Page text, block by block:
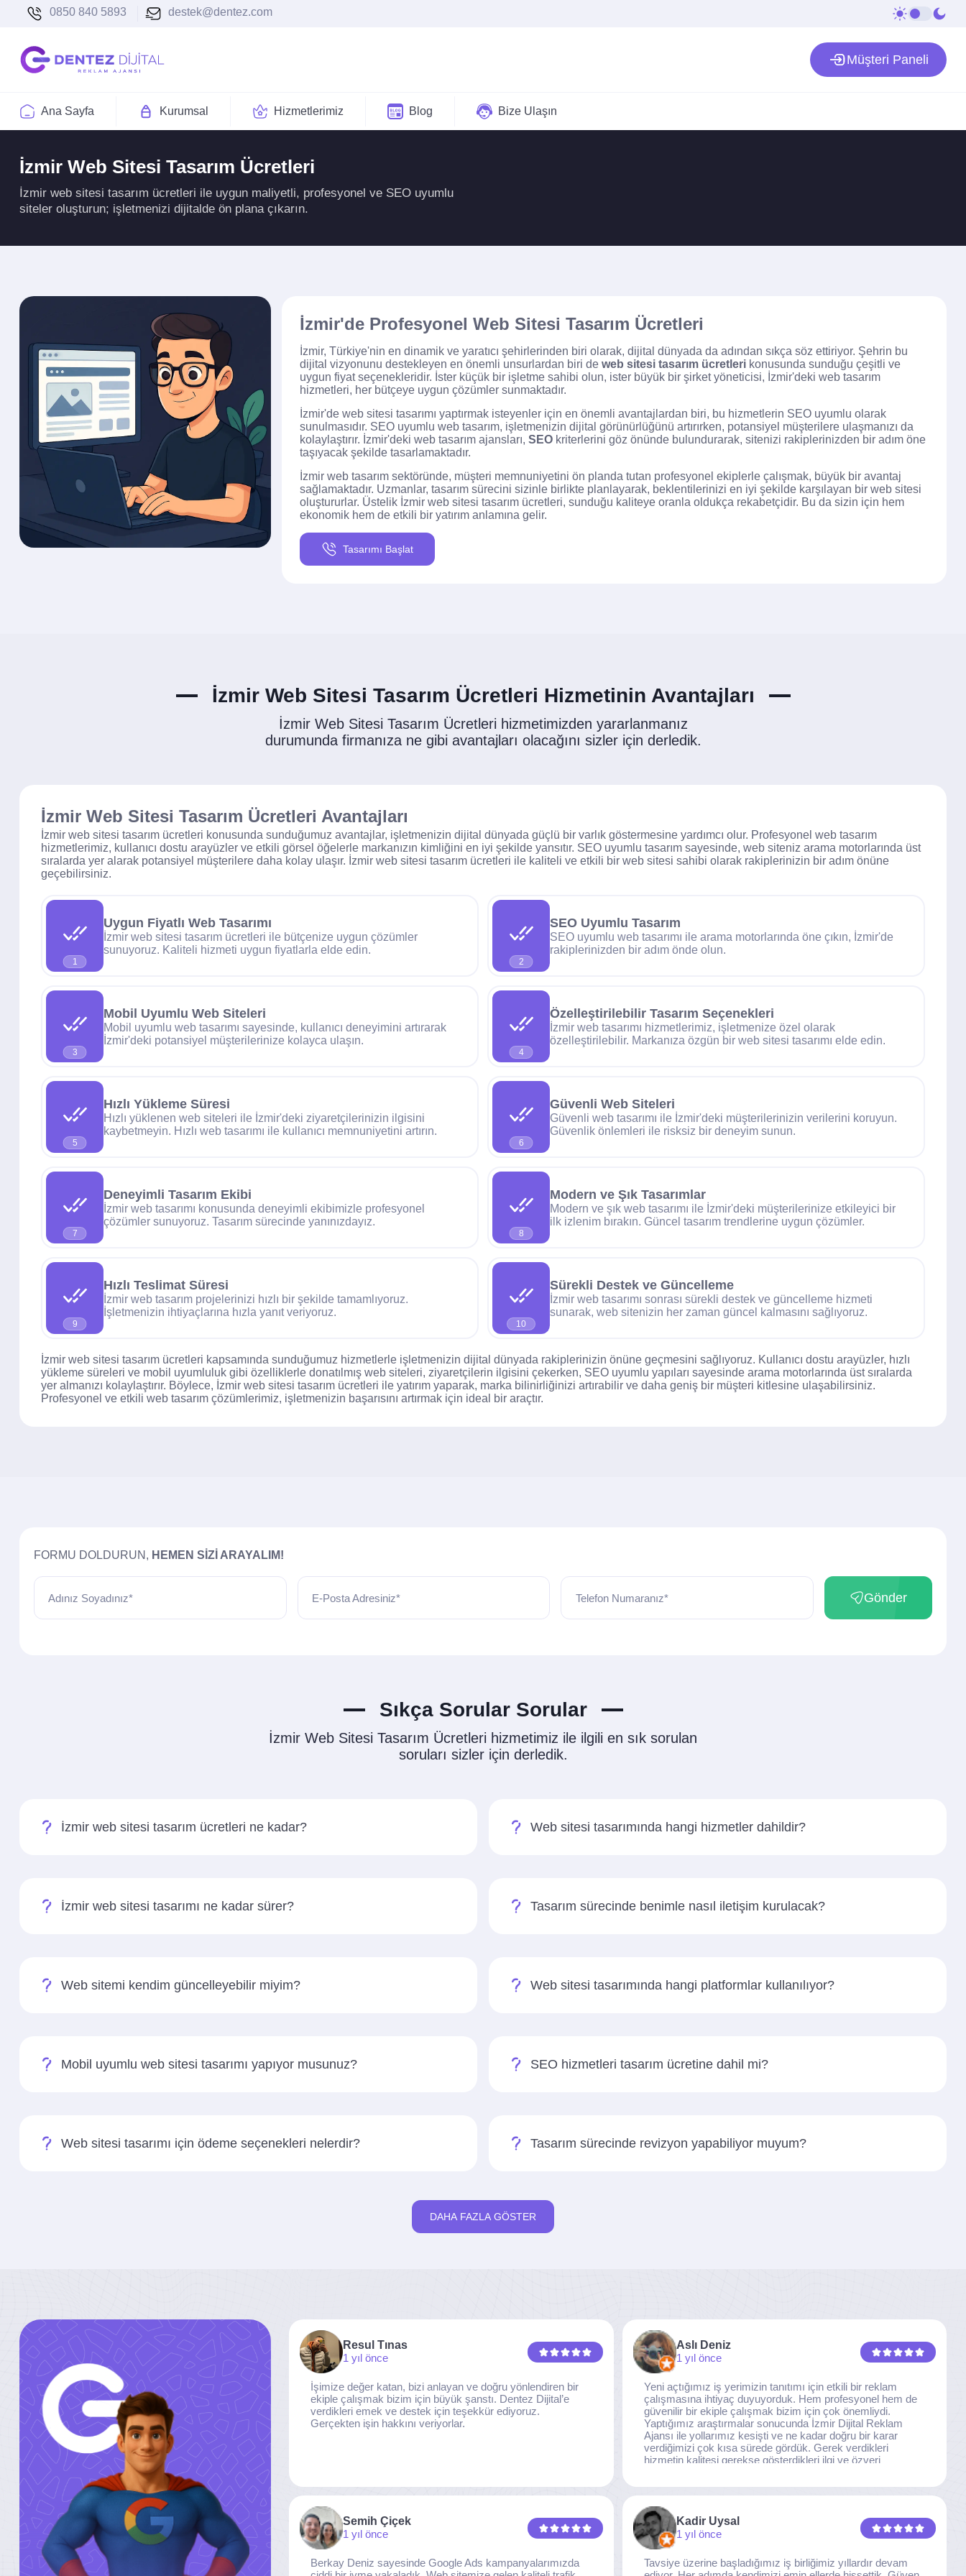
0850 840 5893 destek@dentez.com
Müşteri Paneli
Ana Sayfa Kurumsal Hizmetlerimiz Blog Bize Ulaşın
İzmir Web Sitesi Tasarım Ücretleri
İzmir web sitesi tasarım ücretleri ile uygun maliyetli, profesyonel ve SEO uyumlu
siteler oluşturun; işletmenizi dijitalde ön plana çıkarın.
İzmir'de Profesyonel Web Sitesi Tasarım Ücretleri
İzmir, Türkiye'nin en dinamik ve yaratıcı şehirlerinden biri olarak, dijital dünyada da adından sıkça söz ettiriyor. Şehrin bu
dijital vizyonunu destekleyen en önemli unsurlardan biri de web sitesi tasarım ücretleri konusunda sunduğu çeşitli ve
uygun fiyat seçenekleridir. İster küçük bir işletme sahibi olun, ister büyük bir şirket yöneticisi, İzmir'deki web tasarım
hizmetleri, her bütçeye uygun çözümler sunmaktadır.
İzmir'de web sitesi tasarımı yaptırmak isteyenler için en önemli avantajlardan biri, bu hizmetlerin SEO uyumlu olarak
sunulmasıdır. SEO uyumlu web tasarım, işletmenizin dijital görünürlüğünü artırırken, potansiyel müşterilere ulaşmanızı da
kolaylaştırır. İzmir'deki web tasarım ajansları, SEO kriterlerini göz önünde bulundurarak, sitenizi rakiplerinizden bir adım öne
taşıyacak şekilde tasarlamaktadır.
İzmir web tasarım sektöründe, müşteri memnuniyetini ön planda tutan profesyonel ekiplerle çalışmak, büyük bir avantaj
sağlamaktadır. Uzmanlar, tasarım sürecini sizinle birlikte planlayarak, beklentilerinizi en iyi şekilde karşılayan bir web sitesi
oluştururlar. Üstelik İzmir web sitesi tasarım ücretleri, sunduğu kaliteye oranla oldukça rekabetçidir. Bu da sizin için hem
ekonomik hem de etkili bir yatırım anlamına gelir.
Tasarımı Başlat
İzmir Web Sitesi Tasarım Ücretleri Hizmetinin Avantajları
İzmir Web Sitesi Tasarım Ücretleri hizmetimizden yararlanmanız
durumunda firmanıza ne gibi avantajları olacağını sizler için derledik.
İzmir Web Sitesi Tasarım Ücretleri Avantajları
İzmir web sitesi tasarım ücretleri konusunda sunduğumuz avantajlar, işletmenizin dijital dünyada güçlü bir varlık göstermesine yardımcı olur. Profesyonel web tasarım
hizmetlerimiz, kullanıcı dostu arayüzler ve etkili görsel öğelerle markanızın kimliğini en iyi şekilde yansıtır. SEO uyumlu tasarım sayesinde, web siteniz arama motorlarında üst
sıralarda yer alarak potansiyel müşterilere daha kolay ulaşır. İzmir web sitesi tasarım ücretleri ile kaliteli ve etkili bir web sitesi sahibi olarak rakiplerinizin bir adım önüne
geçebilirsiniz.
1
Uygun Fiyatlı Web Tasarımı
İzmir web sitesi tasarım ücretleri ile bütçenize uygun çözümler
sunuyoruz. Kaliteli hizmeti uygun fiyatlarla elde edin.
2
SEO Uyumlu Tasarım
SEO uyumlu web tasarımı ile arama motorlarında öne çıkın, İzmir'de
rakiplerinizden bir adım önde olun.
3
Mobil Uyumlu Web Siteleri
Mobil uyumlu web tasarımı sayesinde, kullanıcı deneyimini artırarak
İzmir'deki potansiyel müşterilerinize kolayca ulaşın.
4
Özelleştirilebilir Tasarım Seçenekleri
İzmir web tasarımı hizmetlerimiz, işletmenize özel olarak
özelleştirilebilir. Markanıza özgün bir web sitesi tasarımı elde edin.
5
Hızlı Yükleme Süresi
Hızlı yüklenen web siteleri ile İzmir'deki ziyaretçilerinizin ilgisini
kaybetmeyin. Hızlı web tasarımı ile kullanıcı memnuniyetini artırın.
6
Güvenli Web Siteleri
Güvenli web tasarımı ile İzmir'deki müşterilerinizin verilerini koruyun.
Güvenlik önlemleri ile risksiz bir deneyim sunun.
7
Deneyimli Tasarım Ekibi
İzmir web tasarımı konusunda deneyimli ekibimizle profesyonel
çözümler sunuyoruz. Tasarım sürecinde yanınızdayız.
8
Modern ve Şık Tasarımlar
Modern ve şık web tasarımı ile İzmir'deki müşterilerinize etkileyici bir
ilk izlenim bırakın. Güncel tasarım trendlerine uygun çözümler.
9
Hızlı Teslimat Süresi
İzmir web tasarım projelerinizi hızlı bir şekilde tamamlıyoruz.
İşletmenizin ihtiyaçlarına hızla yanıt veriyoruz.
10
Sürekli Destek ve Güncelleme
İzmir web tasarımı sonrası sürekli destek ve güncelleme hizmeti
sunarak, web sitenizin her zaman güncel kalmasını sağlıyoruz.
İzmir web sitesi tasarım ücretleri kapsamında sunduğumuz hizmetlerle işletmenizin dijital dünyada rakiplerinizin önüne geçmesini sağlıyoruz. Kullanıcı dostu arayüzler, hızlı
yükleme süreleri ve mobil uyumluluk gibi özelliklerle donatılmış web siteleri, ziyaretçilerin ilgisini çekerken, SEO uyumlu yapıları sayesinde arama motorlarında üst sıralarda
yer almanızı kolaylaştırır. Böylece, İzmir web sitesi tasarım ücretleri ile yatırım yaparak, marka bilinirliğinizi artırabilir ve daha geniş bir müşteri kitlesine ulaşabilirsiniz.
Profesyonel ve etkili web tasarım çözümlerimiz, işletmenizin başarısını artırmak için ideal bir araçtır.
FORMU DOLDURUN, HEMEN SIZI ARAYALIM!
Adınız Soyadınız* E-Posta Adresiniz* Telefon Numaranız* Gönder
Sıkça Sorular Sorular
İzmir Web Sitesi Tasarım Ücretleri hizmetimiz ile ilgili en sık sorulan
soruları sizler için derledik.
İzmir web sitesi tasarım ücretleri ne kadar? Web sitesi tasarımında hangi hizmetler dahildir?
İzmir web sitesi tasarımı ne kadar sürer? Tasarım sürecinde benimle nasıl iletişim kurulacak?
Web sitemi kendim güncelleyebilir miyim? Web sitesi tasarımında hangi platformlar kullanılıyor?
Mobil uyumlu web sitesi tasarımı yapıyor musunuz? SEO hizmetleri tasarım ücretine dahil mi?
Web sitesi tasarımı için ödeme seçenekleri nelerdir? Tasarım sürecinde revizyon yapabiliyor muyum?
DAHA FAZLA GÖSTER
Resul Tınas
1 yıl önce
İşimize değer katan, bizi anlayan ve doğru yönlendiren bir
ekiple çalışmak bizim için büyük şanstı. Dentez Dijital’e
verdikleri emek ve destek için teşekkür ediyoruz.
Gerçekten işin hakkını veriyorlar.
Aslı Deniz
1 yıl önce
Yeni açtığımız iş yerimizin tanıtımı için etkili bir reklam
çalışmasına ihtiyaç duyuyorduk. Hem profesyonel hem de
güvenilir bir ekiple çalışmak bizim için çok önemliydi.
Yaptığımız araştırmalar sonucunda İzmir Dijital Reklam
Ajansı ile yollarımız kesişti ve ne kadar doğru bir karar
verdiğimizi çok kısa sürede gördük. Gerek verdikleri
hizmetin kalitesi gerekse gösterdikleri ilgi ve özveri
Kaliteden asla taviz vermeyen, her detaya özen gösteren
İzmir Dijital Reklam Ajansı ekibine gönülden teşekkür
ederiz.
Semih Çiçek
1 yıl önce
Berkay Deniz sayesinde Google Ads kampanyalarımızda
Kadir Uysal
1 yıl önce
Tavsiye üzerine başladığımız iş birliğimiz yıllardır devam